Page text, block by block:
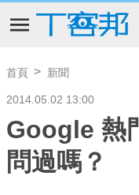
首頁 新聞
2014.05.02 13:00
Google 熱
問過嗎？